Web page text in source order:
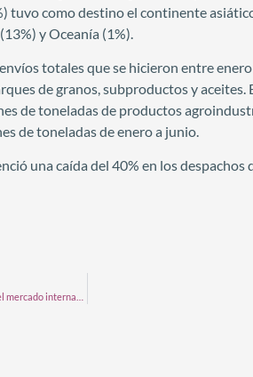
tuvo como destino el continente
y Oceanía (1%).
totales que se hicieron entre
de granos, subproductos y
de toneladas de productos
de toneladas de enero a junio.
una caída del 40% en los